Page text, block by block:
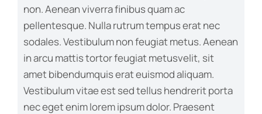
non. Aenean viverra finibus quam ac
pellentesque. Nulla rutrum tempus erat nec
sodales. Vestibulum non feugiat metus. Aenean
in arcu mattis tortor feugiat metusvelit, sit
amet bibendumquis erat euismod aliquam.
Vestibulum vitae est sed tellus hendrerit porta
nec eget enim lorem ipsum dolor. Praesent